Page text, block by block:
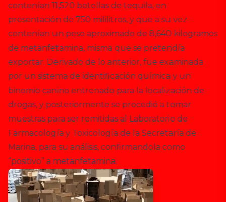
contenían 11,520 botellas de tequila, en
presentación de 750 mililitros, y que a su vez
contenían un peso aproximado de 8,640 kilogramos
de metanfetamina, misma que se pretendía
exportar. Derivado de lo anterior, fue examinada
por un sistema de identificación química y un
binomio canino entrenado para la localización de
drogas, y posteriormente se procedió a tomar
muestras para ser remitidas al Laboratorio de
Farmacología y Toxicología de la Secretaría de
Marina, para su análisis, confirmandola como
“positivo” a metanfetamina.